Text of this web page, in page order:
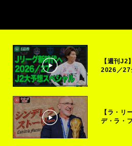
【週刊J2】
2026／27
【ラ・リ
デ・ラ・